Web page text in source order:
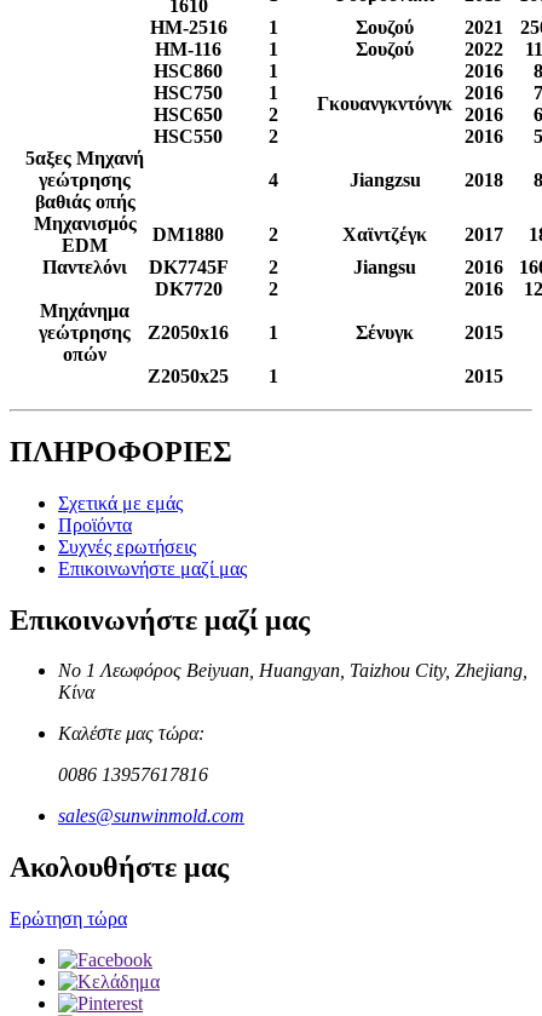
1610
HM-2516
1 Σουζού 2021
HM-116
1 Σουζού 2022
HSC860
1
Γκουανγκντόνγκ
2016
HSC750
1 2016
HSC650
2 2016
HSC550
2 2016
5αξες Μηχανή
γεώτρησης
βαθιάς οπής
4 Jiangzsu 2018
Μηχανισμός
EDM
DM1880 2 Χαϊντζέγκ 2017
Παντελόνι
DK7745F 2 Jiangsu 2016
DK7720
2 2016
Μηχάνημα
γεώτρησης
οπών
Z2050x16 1 Σένυγκ 2015
Z2050x25 1 2015
ΠΛΗΡΟΦΟΡΙΕΣ
Σχετικά με εμάς
Προϊόντα
Συχνές ερωτήσεις
Επικοινωνήστε μαζί μας
Επικοινωνήστε μαζί μας
Νο 1 Λεωφόρος Beiyuan, Huangyan, Taizhou City, Zhejiang,
Κίνα
Καλέστε μας τώρα:
0086 13957617816
sales@sunwinmold.com
Ακολουθήστε μας
Ερώτηση τώρα